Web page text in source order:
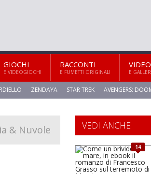
GIOCHI
E VIDEOGIOCHI
RACCONTI
E FUMETTI ORIGINALI
VIDEO
E
ZENDAYA STAR TREK AVENGERS:
& Nuvole VEDI ANCHE
14